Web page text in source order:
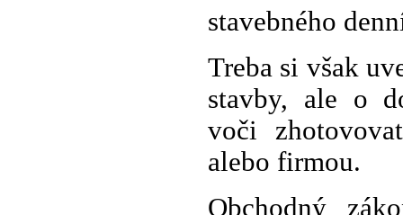
stavebného
Treba si však
stavby, ale o
voči
alebo firmou.
Obchodný